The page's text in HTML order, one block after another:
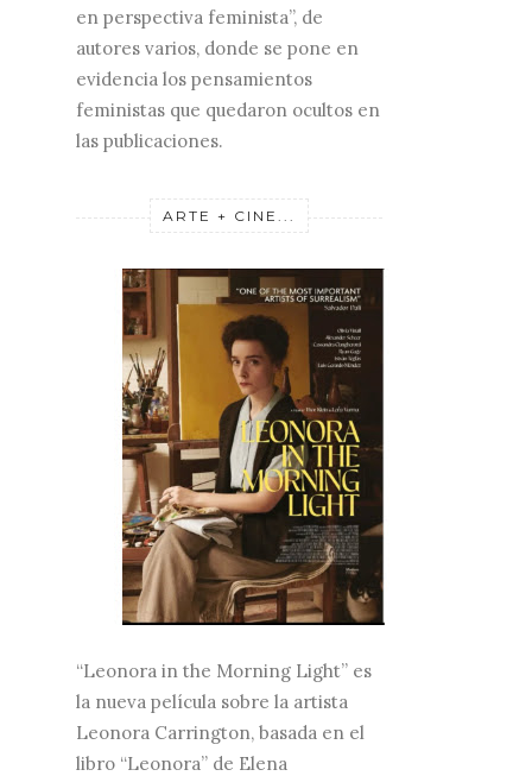
en perspectiva feminista”, de
autores varios, donde se pone en
evidencia los pensamientos
feministas que quedaron ocultos en
las publicaciones.
ARTE + CINE...
“Leonora in the Morning Light” es
la nueva película sobre la artista
Leonora Carrington, basada en el
libro “Leonora” de Elena